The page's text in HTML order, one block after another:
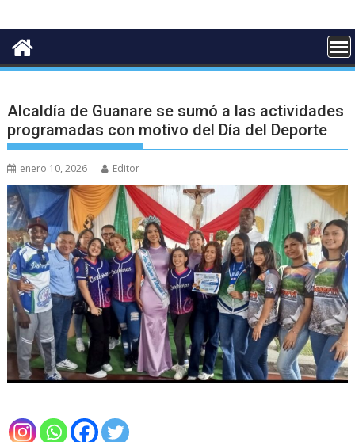
Alcaldía de Guanare se sumó a las actividades
programadas con motivo del Día del Deporte
enero 10, 2026 Editor